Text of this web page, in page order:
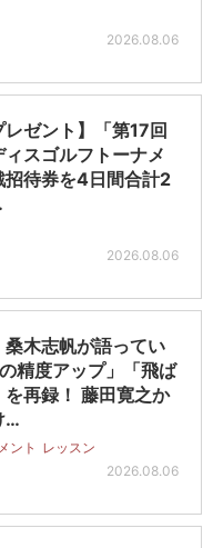
2026.08.06
レゼント】「第17回
スゴルフトーナメ
招待券を4日間合計2
2026.08.06
桑木志帆が語ってい
精度アップ」「飛ば
を再録！ 藤田寛之か
…
ント レッスン
2026.08.06